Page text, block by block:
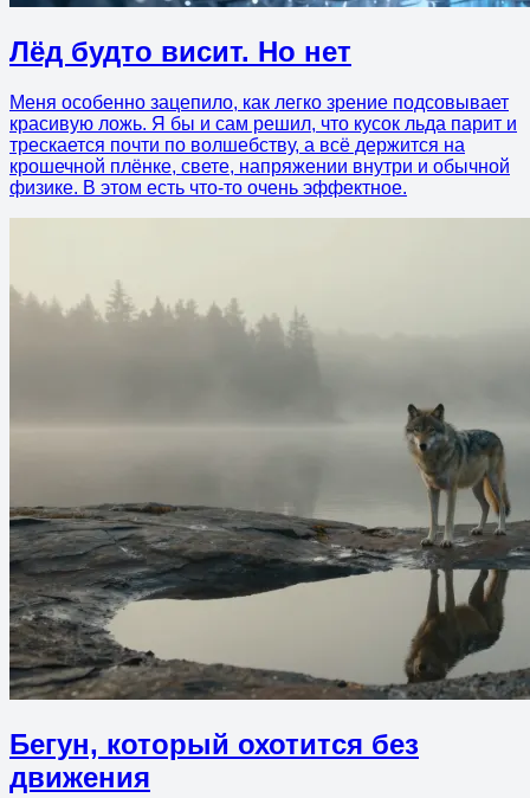
Лёд будто висит. Но нет
Меня особенно зацепило, как легко зрение подсовывает
красивую ложь. Я бы и сам решил, что кусок льда парит и
трескается почти по волшебству, а всё держится на
крошечной плёнке, свете, напряжении внутри и обычной
физике. В этом есть что-то очень эффектное.
Бегун, который охотится без
движения